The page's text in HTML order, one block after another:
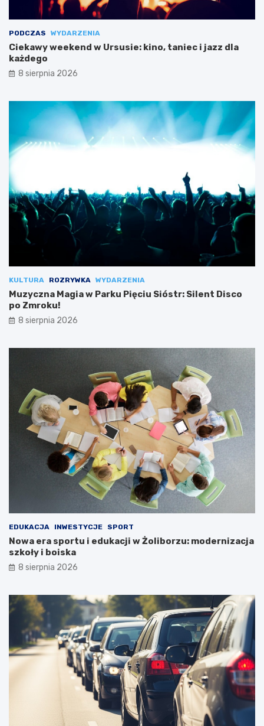
PODCZAS WYDARZENIA
Ciekawy weekend w Ursusie: kino, taniec i jazz dla
każdego
8 sierpnia 2026
KULTURA ROZRYWKA WYDARZENIA
Muzyczna Magia w Parku Pięciu Sióstr: Silent Disco
po Zmroku!
8 sierpnia 2026
EDUKACJA INWESTYCJE SPORT
Nowa era sportu i edukacji w Żoliborzu: modernizacja
szkoły i boiska
8 sierpnia 2026